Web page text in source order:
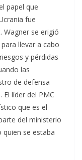
papel que
fue
se erigió
llevar a cabo
y pérdidas
las
de defensa
líder del PMC
que es el
del ministerio
quien se estaba